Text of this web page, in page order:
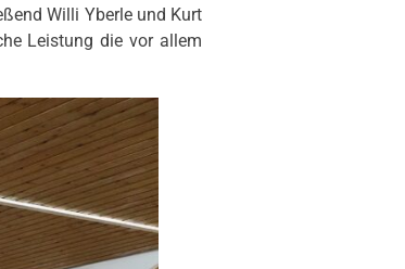
Willi Yberle und Kurt
Leistung die vor allem